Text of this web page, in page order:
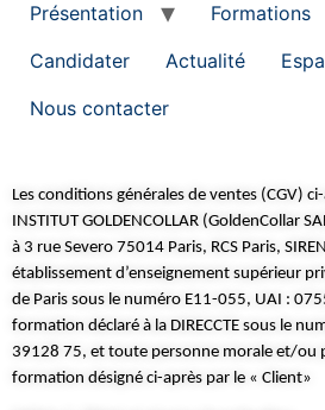
Présentation Formations
Candidater
Actualité
Nous contacter
Les conditions générales de ventes (CGV)
INSTITUT GOLDENCOLLAR (GoldenCollar
à 3 rue Severo 75014 Paris, RCS Paris,
établissement d’enseignement supérieur
de Paris sous le numéro E11-055, UAI :
formation déclaré à la DIRECCTE sous le
39128 75, et toute personne morale et/ou
formation désigné ci-après par le « Client»